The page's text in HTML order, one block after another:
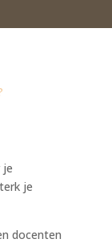
je
je
docenten